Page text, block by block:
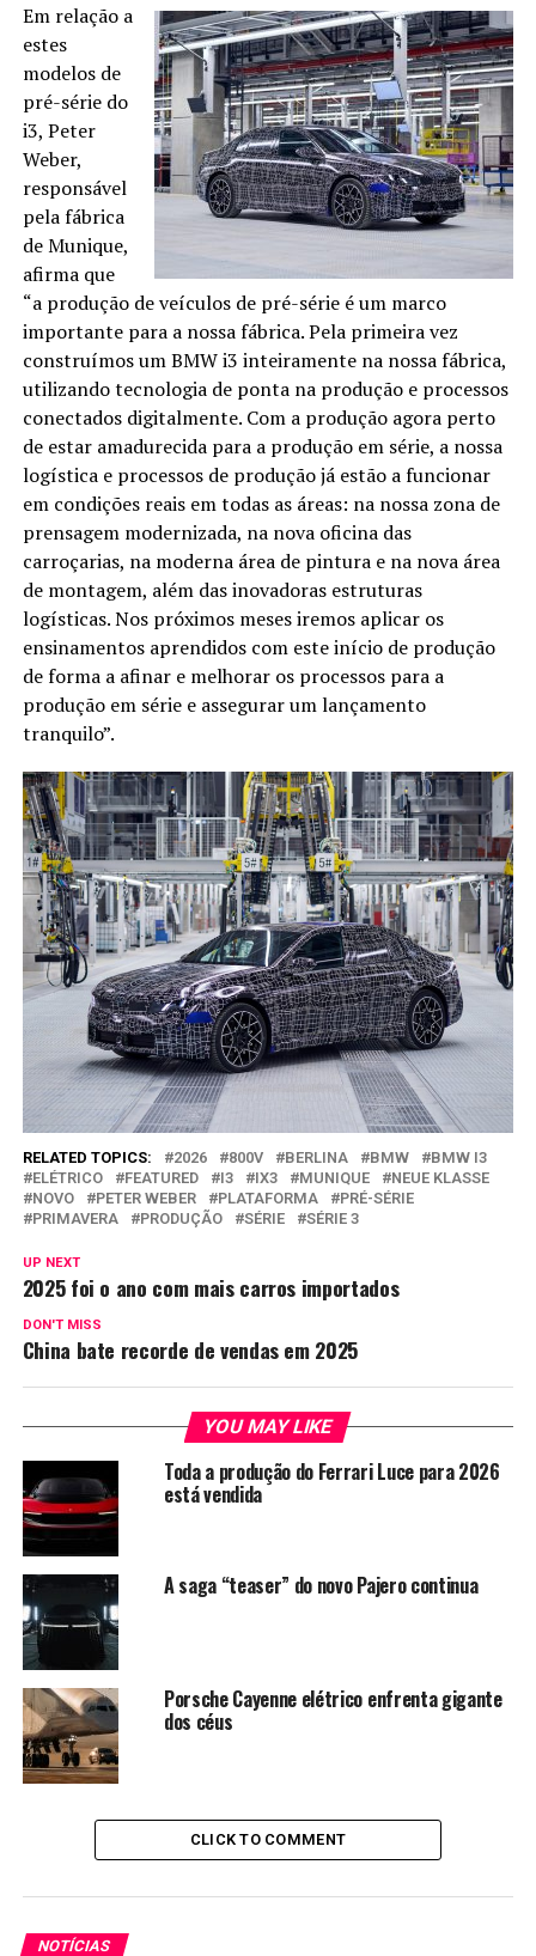
Em relação a
estes
modelos de
pré-série do
i3, Peter
Weber,
responsável
pela fábrica
de Munique,
afirma que
“a produção de veículos de pré-série é um marco
importante para a nossa fábrica. Pela primeira vez
construímos um BMW i3 inteiramente na nossa fábrica,
utilizando tecnologia de ponta na produção e processos
conectados digitalmente. Com a produção agora perto
de estar amadurecida para a produção em série, a nossa
logística e processos de produção já estão a funcionar
em condições reais em todas as áreas: na nossa zona de
prensagem modernizada, na nova oficina das
carroçarias, na moderna área de pintura e na nova área
de montagem, além das inovadoras estruturas
logísticas. Nos próximos meses iremos aplicar os
ensinamentos aprendidos com este início de produção
de forma a afinar e melhorar os processos para a
produção em série e assegurar um lançamento
tranquilo”.
RELATED TOPICS: 2026 800V BERLINA BMW
BMW I3
ELÉTRICO
FEATURED I3 IX3 MUNIQUE
NEUE KLASSE
NOVO
PETER WEBER PLATAFORMA
PRÉ-SÉRIE
PRIMAVERA
PRODUÇÃO SÉRIE SÉRIE 3
UP NEXT
2025 foi o ano com mais carros importados
DON'T MISS
China bate recorde de vendas em 2025
YOU MAY LIKE
Toda a produção do Ferrari Luce para 2026
está vendida
A saga “teaser” do novo Pajero continua
Porsche Cayenne elétrico enfrenta gigante
dos céus
CLICK TO COMMENT
NOTÍCIAS